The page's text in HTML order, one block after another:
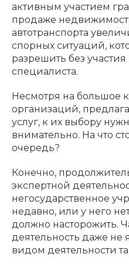
активным участием
продаже
автотранспорта
спорных ситуаций,
разрешить без
специалиста.
Несмотря на большое
организаций,
услуг, к их выбору
внимательно. На что
очередь?
Конечно,
экспертной
негосударственное
недавно, или у него
должно насторожить.
деятельность даже не
видом деятельности